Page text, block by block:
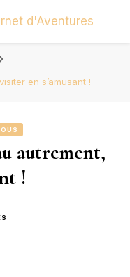
en s’amusant !
autrement,
!